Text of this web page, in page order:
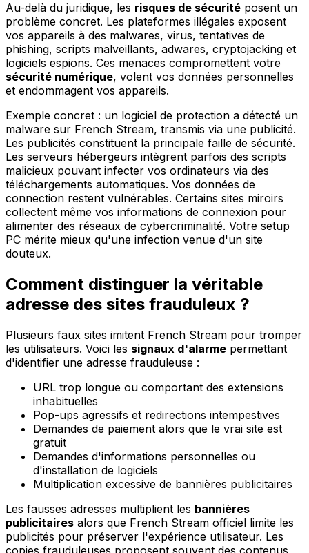
Au-delà du juridique, les risques de sécurité posent un
problème concret. Les plateformes illégales exposent
vos appareils à des malwares, virus, tentatives de
phishing, scripts malveillants, adwares, cryptojacking et
logiciels espions. Ces menaces compromettent votre
sécurité numérique, volent vos données personnelles
et endommagent vos appareils.
Exemple concret : un logiciel de protection a détecté un
malware sur French Stream, transmis via une publicité.
Les publicités constituent la principale faille de sécurité.
Les serveurs hébergeurs intègrent parfois des scripts
malicieux pouvant infecter vos ordinateurs via des
téléchargements automatiques. Vos données de
connection restent vulnérables. Certains sites miroirs
collectent même vos informations de connexion pour
alimenter des réseaux de cybercriminalité. Votre setup
PC mérite mieux qu'une infection venue d'un site
douteux.
Comment distinguer la véritable
adresse des sites frauduleux ?
Plusieurs faux sites imitent French Stream pour tromper
les utilisateurs. Voici les signaux d'alarme permettant
d'identifier une adresse frauduleuse :
URL trop longue ou comportant des extensions
inhabituelles
Pop-ups agressifs et redirections intempestives
Demandes de paiement alors que le vrai site est
gratuit
Demandes d'informations personnelles ou
d'installation de logiciels
Multiplication excessive de bannières publicitaires
Les fausses adresses multiplient les bannières
publicitaires alors que French Stream officiel limite les
publicités pour préserver l'expérience utilisateur. Les